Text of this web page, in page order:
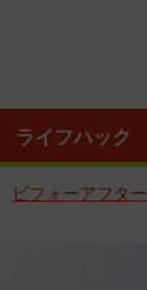
ライフハック
ビフォーアフター